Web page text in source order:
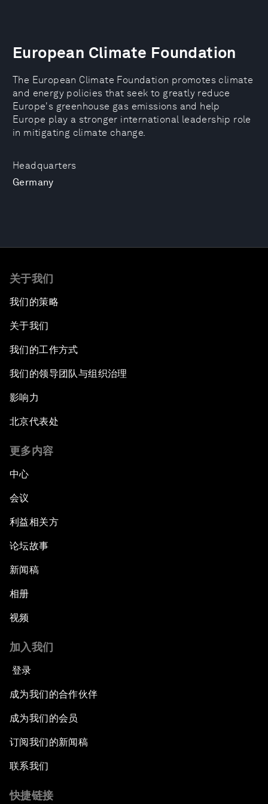
Headquarters
Germany
European Climate Foundation
The European Climate Foundation promotes climate
and energy policies that seek to greatly reduce
Europe's greenhouse gas emissions and help
Europe play a stronger international leadership role
in mitigating climate change.
关于我们
我们的策略
关于我们
我们的工作方式
我们的领导团队与组织治理
影响力
北京代表处
更多内容
中心
会议
利益相关方
论坛故事
新闻稿
相册
视频
加入我们
登录
成为我们的合作伙伴
成为我们的会员
订阅我们的新闻稿
联系我们
快捷链接